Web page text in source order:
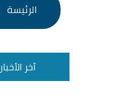
الرئيسة
آخر الأخبار